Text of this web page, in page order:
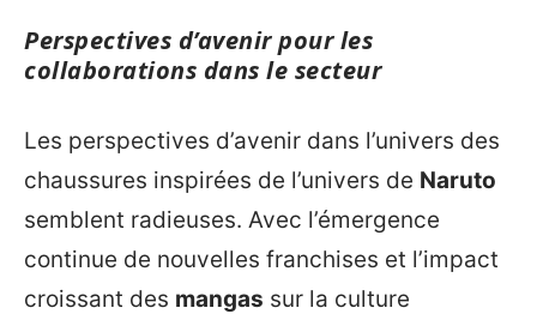
Perspectives d’avenir pour les
collaborations dans le secteur
Les perspectives d’avenir dans l’univers des
chaussures inspirées de l’univers de Naruto
semblent radieuses. Avec l’émergence
continue de nouvelles franchises et l’impact
croissant des mangas sur la culture